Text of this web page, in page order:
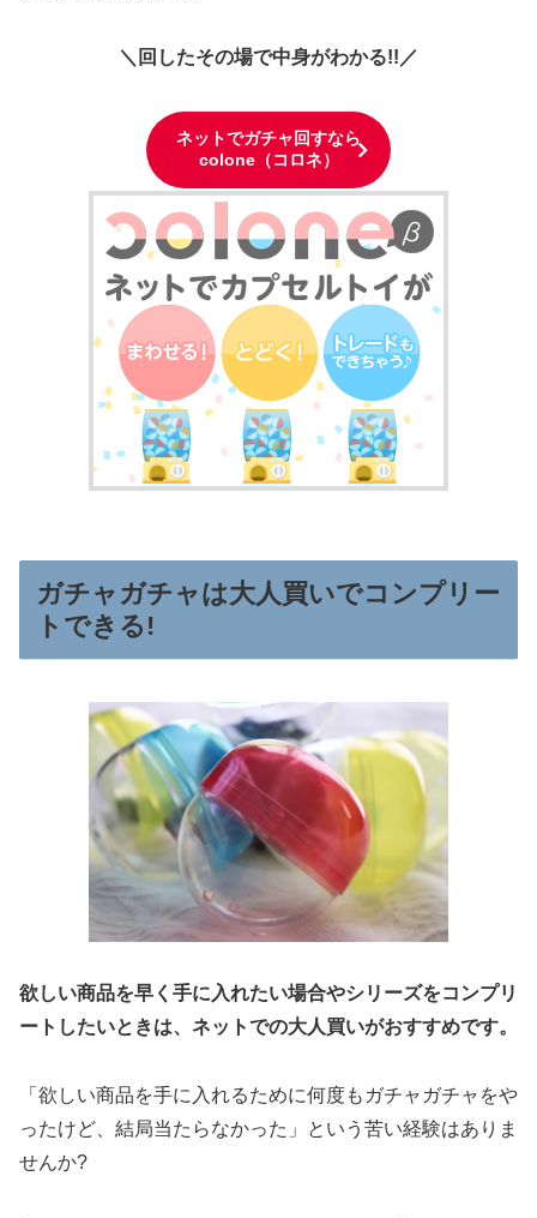
＼回したその場で中身がわかる!!／
ネットでガチャ回すなら
colone（コロネ）
ガチャガチャは大人買いでコンプリー
トできる!
欲しい商品を早く手に入れたい場合やシリーズをコンプリ
ートしたいときは、ネットでの大人買いがおすすめです。
「欲しい商品を手に入れるために何度もガチャガチャをや
ったけど、結局当たらなかった」という苦い経験はありま
せんか?